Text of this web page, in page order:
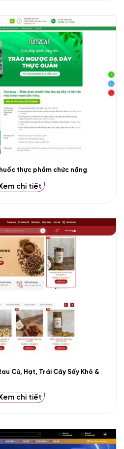
thực phẩm chức năng
chi tiết
Củ, Hạt, Trái Cây Sấy Khô &
chi tiết